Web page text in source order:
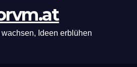
Ideen erblühen